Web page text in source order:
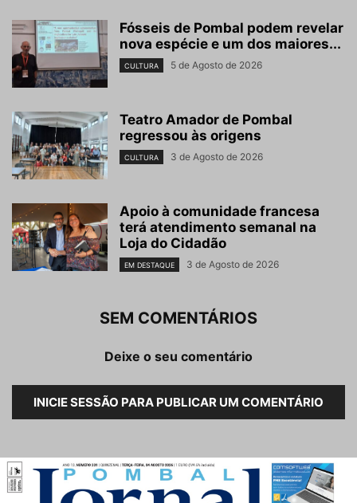
Fósseis de Pombal podem revelar
nova espécie e um dos maiores...
CULTURA 5 de Agosto de 2026
Teatro Amador de Pombal
regressou às origens
CULTURA 3 de Agosto de 2026
Apoio à comunidade francesa
terá atendimento semanal na
Loja do Cidadão
EM DESTAQUE 3 de Agosto de 2026
SEM COMENTÁRIOS
Deixe o seu comentário
INICIE SESSÃO PARA PUBLICAR UM COMENTÁRIO